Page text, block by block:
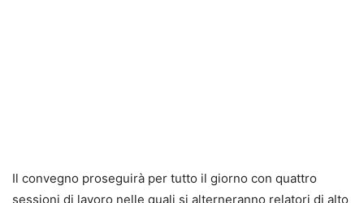
Il convegno proseguirà per tutto il giorno con quattro
sessioni di lavoro nelle quali si alterneranno relatori di alto